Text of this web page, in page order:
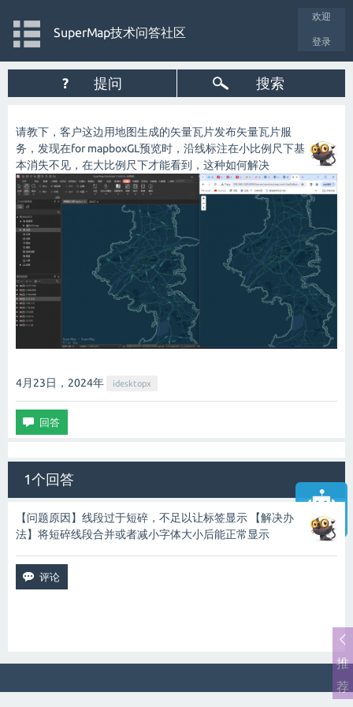
智能客服
欢迎
登录
SuperMap技术问答社区
? 提问 搜索
请教下，客户这边用地图生成的矢量瓦片发布矢量瓦片服
务，发现在for mapboxGL预览时，沿线标注在小比例尺下基
本消失不见，在大比例尺下才能看到，这种如何解决
4月23日，2024年 idesktopx
1个回答
【问题原因】线段过于短碎，不足以让标签显示 【解决办
法】将短碎线段合并或者减小字体大小后能正常显示